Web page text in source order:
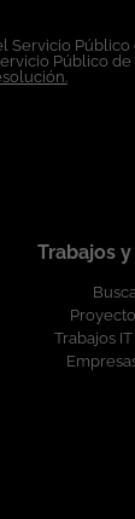
Servicio
Público
Trabajos
Trabajos